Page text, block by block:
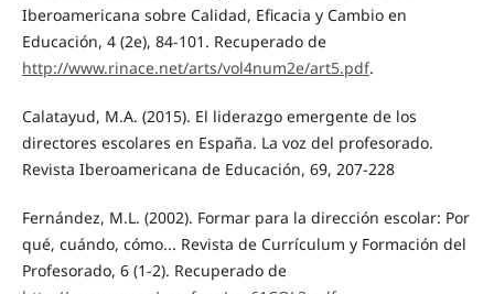
Iberoamericana sobre Calidad, Eficacia y Cambio en
Educación, 4 (2e), 84-101. Recuperado de
http://www.rinace.net/arts/vol4num2e/art5.pdf.
Calatayud, M.A. (2015). El liderazgo emergente de los
directores escolares en España. La voz del profesorado.
Revista Iberoamericana de Educación, 69, 207-228
Fernández, M.L. (2002). Formar para la dirección escolar: Por
qué, cuándo, cómo... Revista de Currículum y Formación del
Profesorado, 6 (1-2). Recuperado de